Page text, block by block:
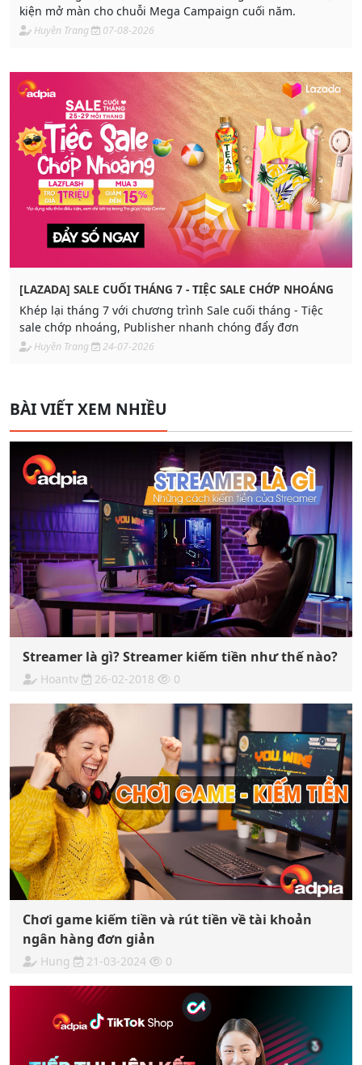
kiện mở màn cho chuỗi Mega Campaign cuối năm.
Huyền Trang 07-08-2026
[LAZADA] SALE CUỐI THÁNG 7 - TIỆC SALE CHỚP NHOÁNG
Khép lại tháng 7 với chương trình Sale cuối tháng - Tiệc
sale chớp nhoáng, Publisher nhanh chóng đẩy đơn
Huyền Trang 24-07-2026
BÀI VIẾT XEM NHIỀU
Streamer là gì? Streamer kiếm tiền như thế nào?
Hoantv 26-02-2018 0
Chơi game kiếm tiền và rút tiền về tài khoản
ngân hàng đơn giản
Hung 21-03-2024 0